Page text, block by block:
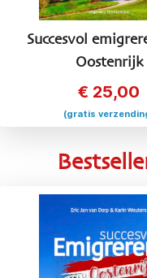
Succesvol
Oostenrijk
€ 25,00
(gratis